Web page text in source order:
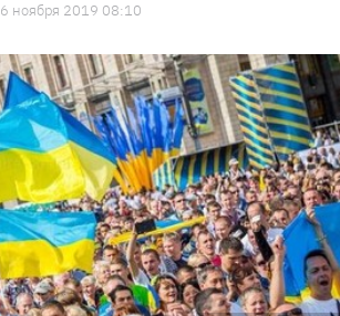
6 ноября 2019 08:10